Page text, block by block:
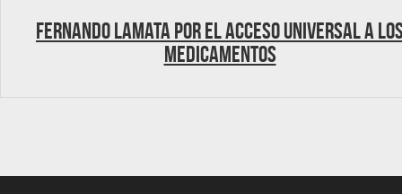
Fernando Lamata por el acceso universal a
medicamentos